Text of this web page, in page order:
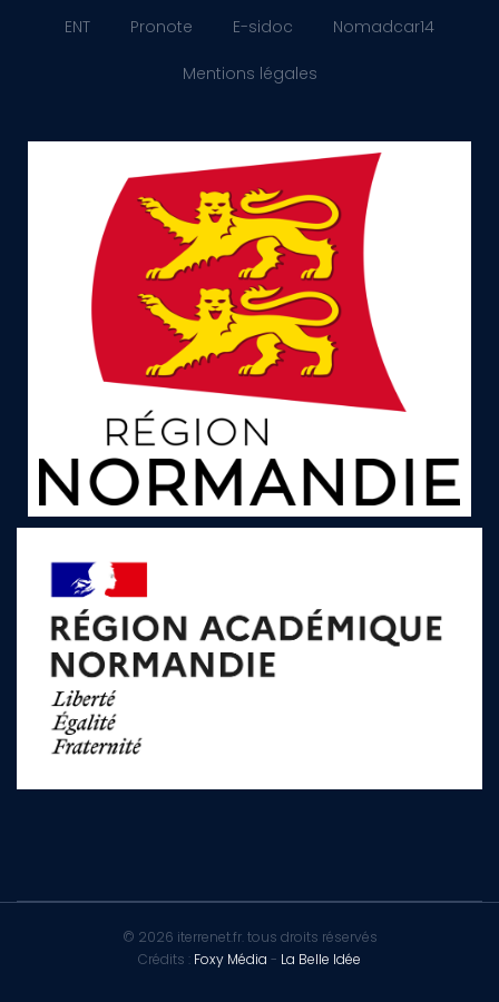
ENT Pronote E-sidoc Nomadcar14
Mentions légales
© 2026 iterrenet.fr. tous droits réservés
Crédits : Foxy Média - La Belle Idée